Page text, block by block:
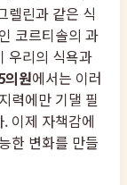
렐린과 같은 식
코르티솔의 과
우리의 식욕과
의원에서는 이러
력에만 기댈 필
이제 자책감에
한 변화를 만들